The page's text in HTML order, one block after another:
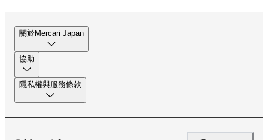
關於Mercari Japan
協助
隱私權與服務條款